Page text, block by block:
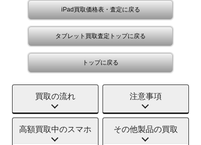
iPad買取価格表・査定に戻る
タブレット買取査定トップに戻る
トップに戻る
買取の流れ 注意事項
高額買取中のスマホ その他製品の買取